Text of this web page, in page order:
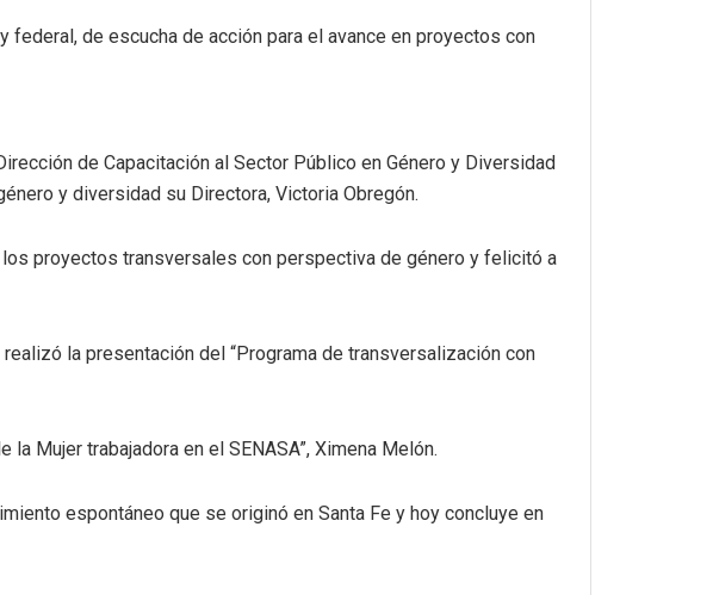
federal, de escucha de acción para el avance en proyectos con
de Capacitación al Sector Público en Género y Diversidad
y diversidad su Directora, Victoria Obregón.
proyectos transversales con perspectiva de género y felicitó a
la presentación del “Programa de transversalización con
Mujer trabajadora en el SENASA”, Ximena Melón.
espontáneo que se originó en Santa Fe y hoy concluye en